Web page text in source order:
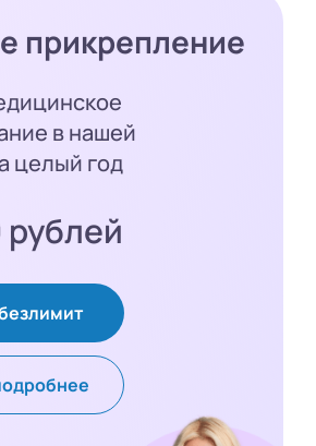
прикрепление
в нашей
целый год